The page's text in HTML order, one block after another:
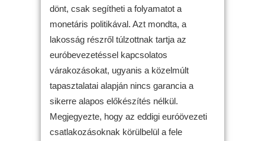
dönt, csak segítheti a folyamatot a
monetáris politikával. Azt mondta, a
lakosság részről túlzottnak tartja az
euróbevezetéssel kapcsolatos
várakozásokat, ugyanis a közelmúlt
tapasztalatai alapján nincs garancia a
sikerre alapos előkészítés nélkül.
Megjegyezte, hogy az eddigi euróövezeti
csatlakozásoknak körülbelül a fele